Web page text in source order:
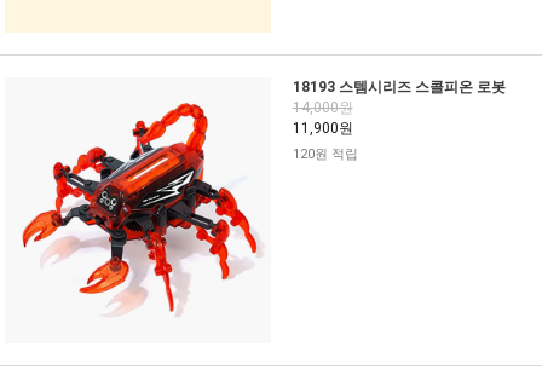
18193 스템시리즈 스콜피온 로봇
14,000원
11,900원
120원 적립